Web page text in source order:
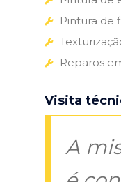
Pintura de
Reparos
Visita
A